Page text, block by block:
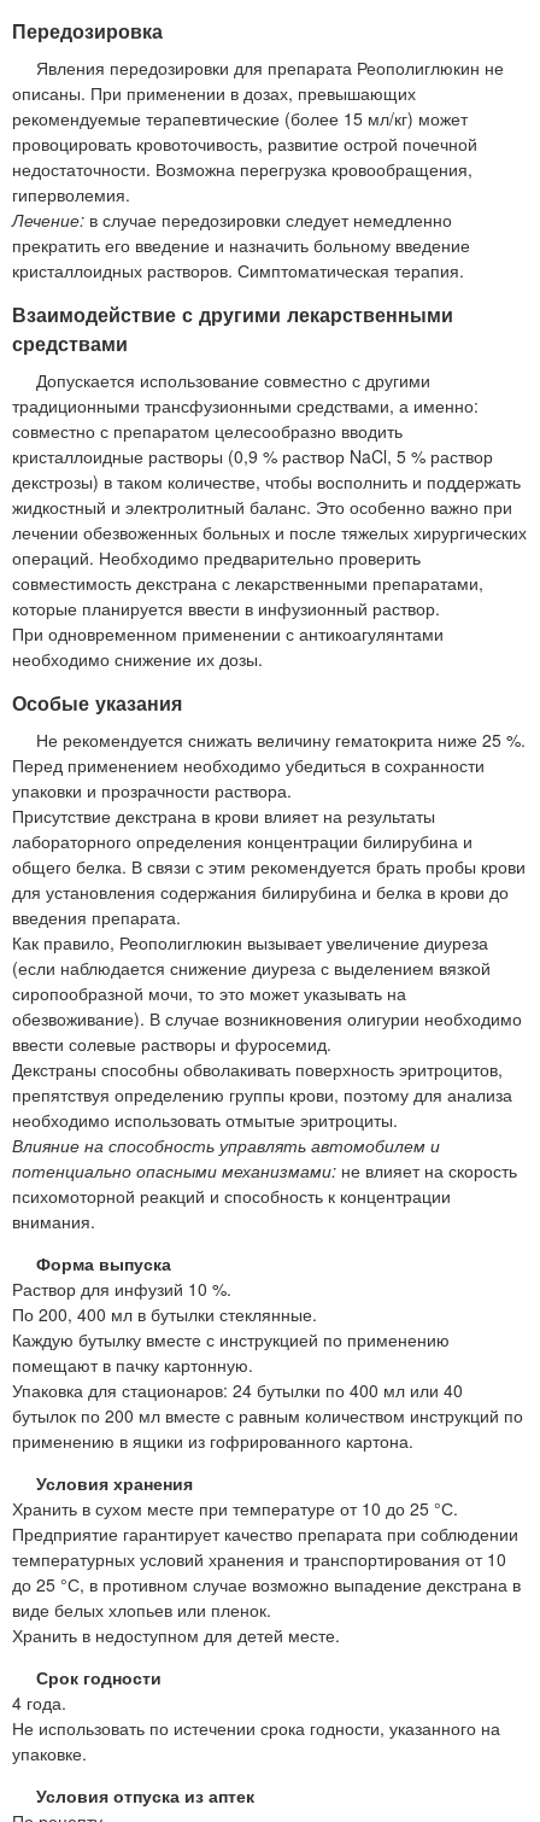
Передозировка
Явления передозировки для препарата Реополиглюкин не
описаны. При применении в дозах, превышающих
рекомендуемые терапевтические (более 15 мл/кг) может
провоцировать кровоточивость, развитие острой почечной
недостаточности. Возможна перегрузка кровообращения,
гиперволемия.
Лечение: в случае передозировки следует немедленно
прекратить его введение и назначить больному введение
кристаллоидных растворов. Симптоматическая терапия.
Взаимодействие с другими лекарственными
средствами
Допускается использование совместно с другими
традиционными трансфузионными средствами, а именно:
совместно с препаратом целесообразно вводить
кристаллоидные растворы (0,9 % раствор NaCl, 5 % раствор
декстрозы) в таком количестве, чтобы восполнить и поддержать
жидкостный и электролитный баланс. Это особенно важно при
лечении обезвоженных больных и после тяжелых хирургических
операций. Необходимо предварительно проверить
совместимость декстрана с лекарственными препаратами,
которые планируется ввести в инфузионный раствор.
При одновременном применении с антикоагулянтами
необходимо снижение их дозы.
Особые указания
Не рекомендуется снижать величину гематокрита ниже 25 %.
Перед применением необходимо убедиться в сохранности
упаковки и прозрачности раствора.
Присутствие декстрана в крови влияет на результаты
лабораторного определения концентрации билирубина и
общего белка. В связи с этим рекомендуется брать пробы крови
для установления содержания билирубина и белка в крови до
введения препарата.
Как правило, Реополиглюкин вызывает увеличение диуреза
(если наблюдается снижение диуреза с выделением вязкой
сиропообразной мочи, то это может указывать на
обезвоживание). В случае возникновения олигурии необходимо
ввести солевые растворы и фуросемид.
Декстраны способны обволакивать поверхность эритроцитов,
препятствуя определению группы крови, поэтому для анализа
необходимо использовать отмытые эритроциты.
Влияние на способность управлять автомобилем и
потенциально опасными механизмами: не влияет на скорость
психомоторной реакций и способность к концентрации
внимания.
Форма выпуска
Раствор для инфузий 10 %.
По 200, 400 мл в бутылки стеклянные.
Каждую бутылку вместе с инструкцией по применению
помещают в пачку картонную.
Упаковка для стационаров: 24 бутылки по 400 мл или 40
бутылок по 200 мл вместе с равным количеством инструкций по
применению в ящики из гофрированного картона.
Условия хранения
Хранить в сухом месте при температуре от 10 до 25 °С.
Предприятие гарантирует качество препарата при соблюдении
температурных условий хранения и транспортирования от 10
до 25 °С, в противном случае возможно выпадение декстрана в
виде белых хлопьев или пленок.
Хранить в недоступном для детей месте.
Срок годности
4 года.
Не использовать по истечении срока годности, указанного на
упаковке.
Условия отпуска из аптек